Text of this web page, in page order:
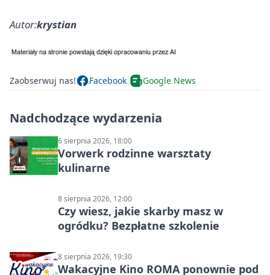
Autor:krystian
Zaobserwuj nas! Facebook Google News
Nadchodzące wydarzenia
6 sierpnia 2026, 18:00
Vorwerk rodzinne warsztaty
kulinarne
8 sierpnia 2026, 12:00
Czy wiesz, jakie skarby masz w
ogródku? Bezpłatne szkolenie
8 sierpnia 2026, 19:30
Wakacyjne Kino ROMA ponownie pod